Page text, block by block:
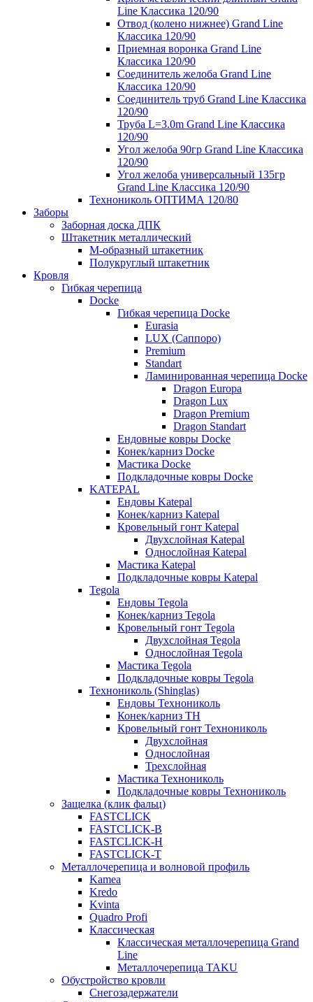
Line Классика 120/90
Отвод (колено нижнее) Grand Line
Классика 120/90
Приемная воронка Grand Line
Классика 120/90
Соединитель желоба Grand Line
Классика 120/90
Соединитель труб Grand Line Классика
120/90
Труба L=3.0m Grand Line Классика
120/90
Угол желоба 90гр Grand Line Классика
120/90
Угол желоба универсальный 135гр
Grand Line Классика 120/90
Технониколь ОПТИМА 120/80
Заборы
Заборная доска ДПК
Штакетник металлический
М-образный штакетник
Полукруглый штакетник
Кровля
Гибкая черепица
Docke
Гибкая черепица Docke
Eurasia
LUX (Саппоро)
Premium
Standart
Ламинированная черепица Docke
Dragon Europa
Dragon Lux
Dragon Premium
Dragon Standart
Ендовные ковры Docke
Конек/карниз Docke
Мастика Docke
Подкладочные ковры Docke
KATEPAL
Ендовы Katepal
Конек/карниз Katepal
Кровельный гонт Katepal
Двухслойная Katepal
Однослойная Katepal
Мастика Katepal
Подкладочные ковры Katepal
Tegola
Ендовы Tegola
Конек/карниз Tegola
Кровельный гонт Tegola
Двухслойная Tegola
Однослойная Tegola
Мастика Tegola
Подкладочные ковры Tegola
Технониколь (Shinglas)
Ендовы Технониколь
Конек/карниз ТН
Кровельный гонт Технониколь
Двухслойная
Однослойная
Трехслойная
Мастика Технониколь
Подкладочные ковры Технониколь
Защелка (клик фальц)
FASTCLICK
FASTCLICK-B
FASTCLICK-H
FASTCLICK-T
Металлочерепица и волновой профиль
Kamea
Kredo
Kvinta
Quadro Profi
Классическая
Классическая металлочерепица Grand
Line
Металлочерепица TAKU
Обустройство кровли
Снегозадержатели